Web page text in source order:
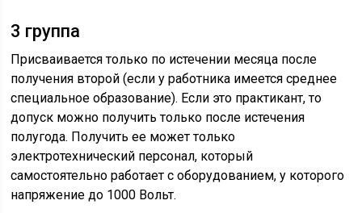
3 группа
Присваивается только по истечении месяца после
получения второй (если у работника имеется среднее
специальное образование). Если это практикант, то
допуск можно получить только после истечения
полугода. Получить ее может только
электротехнический персонал, который
самостоятельно работает с оборудованием, у которого
напряжение до 1000 Вольт.